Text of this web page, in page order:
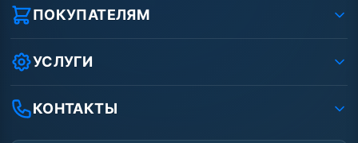
Реквизиты ООО «Шоп АВД»
Защита данных клиента
Условия соглашения
Вакансии
Статьи
ПОКУПАТЕЛЯМ
Как заказать?
Оплата
Доставка
Лизинг
Получить скидку
УСЛУГИ
Ремонт АВД
Сертификаты
Наши работы
КОНТАКТЫ